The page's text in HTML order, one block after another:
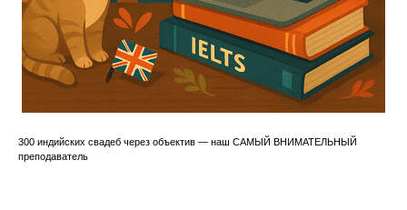
300 индийских свадеб через объектив — наш САМЫЙ ВНИМАТЕЛЬНЫЙ
преподаватель